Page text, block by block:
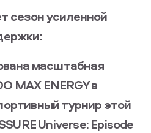
сезон усиленной
масштабная
MAX ENERGY в
турнир этой
Universe: Episode